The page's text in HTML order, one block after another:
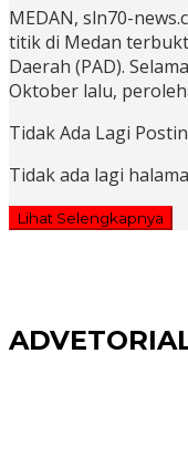
MEDAN, sln70-
titik di Medan
Daerah (PAD).
Oktober lalu,
Tidak Ada Lagi
Tidak ada lagi
Lihat Selengkapnya